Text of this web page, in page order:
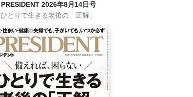
PRESIDENT 2026年8月14日号
ひとりで生きる老後の「正解」